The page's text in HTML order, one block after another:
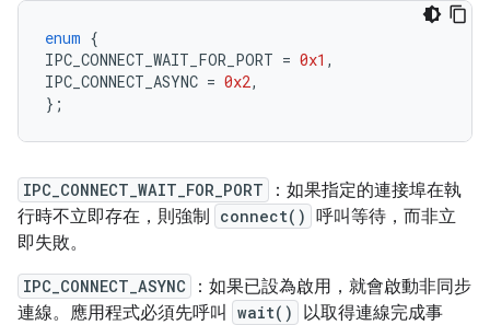
enum {
IPC_CONNECT_WAIT_FOR_PORT = 0x1 ,
IPC_CONNECT_ASYNC = 0x2,
};
IPC_CONNECT_WAIT_FOR_PORT
：如果指定的連接埠在執
行時不立即存在，則強制
connect() 呼叫等待，而非立
即失敗。
IPC_CONNECT_ASYNC
：如果已設為啟用，就會啟動非同步
連線。應用程式必須先呼叫
wait()
以取得連線完成事